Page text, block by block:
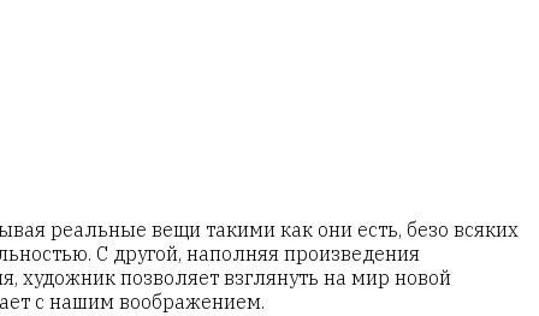
реальные вещи такими как они есть, безо всяких
С другой, наполняя произведения
художник позволяет взглянуть на мир новой
с нашим воображением.